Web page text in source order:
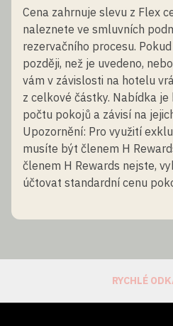
Cena zahrnuje slevu z Flex
naleznete ve smluvních
rezervačního procesu.
později, než je uvedeno,
vám v závislosti na hotelu
z celkové částky. Nabídka je
počtu pokojů a závisí na
Upozornění: Pro využití
musíte být členem H
členem H Rewards nejste,
účtovat standardní cenu
RYCHLÉ